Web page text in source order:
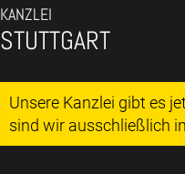
KANZLEI
STUTTGART
Unsere Kanzlei gibt es
sind wir ausschließlich